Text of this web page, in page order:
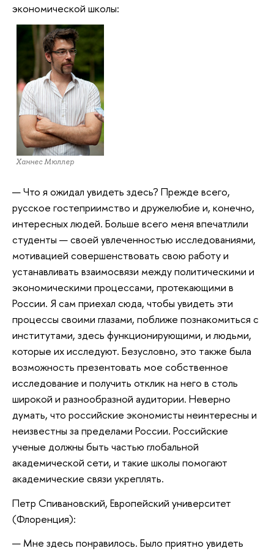
экономической школы:
Ханнес Мюллер
— Что я ожидал увидеть здесь? Прежде всего,
русское гостеприимство и дружелюбие и, конечно,
интересных людей. Больше всего меня впечатлили
студенты — своей увлеченностью исследованиями,
мотивацией совершенствовать свою работу и
устанавливать взаимосвязи между политическими и
экономическими процессами, протекающими в
России. Я сам приехал сюда, чтобы увидеть эти
процессы своими глазами, поближе познакомиться с
институтами, здесь функционирующими, и людьми,
которые их исследуют. Безусловно, это также была
возможность презентовать мое собственное
исследование и получить отклик на него в столь
широкой и разнообразной аудитории. Неверно
думать, что российские экономисты неинтересны и
неизвестны за пределами России. Российские
ученые должны быть частью глобальной
академической сети, и такие школы помогают
академические связи укреплять.
Петр Спивановский, Европейский университет
(Флоренция):
— Мне здесь понравилось. Было приятно увидеть